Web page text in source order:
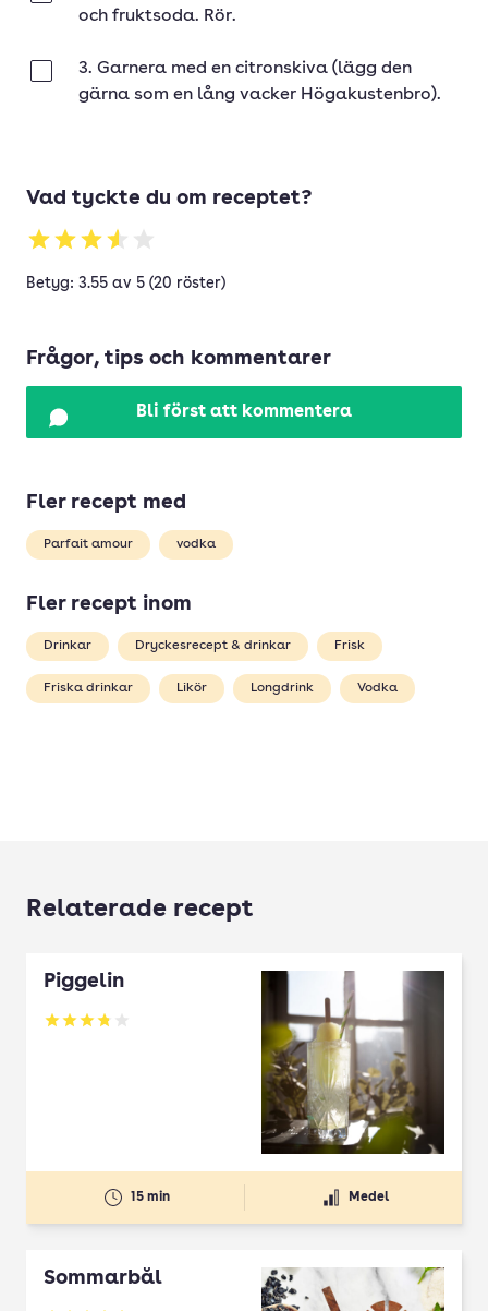
och fruktsoda. Rör.
3. Garnera med en citronskiva (lägg den
gärna som en lång vacker Högakustenbro).
Vad tyckte du om receptet?
Betyg: 3.55 av 5 (20 röster)
Frågor, tips och kommentarer
Bli först att kommentera
Fler recept med
Parfait amour vodka
Fler recept inom
Drinkar Dryckesrecept & drinkar Frisk
Friska drinkar Likör Longdrink Vodka
Relaterade recept
Piggelin
Betyg: 3.82 av 5
15 min Medel
Sommarbål